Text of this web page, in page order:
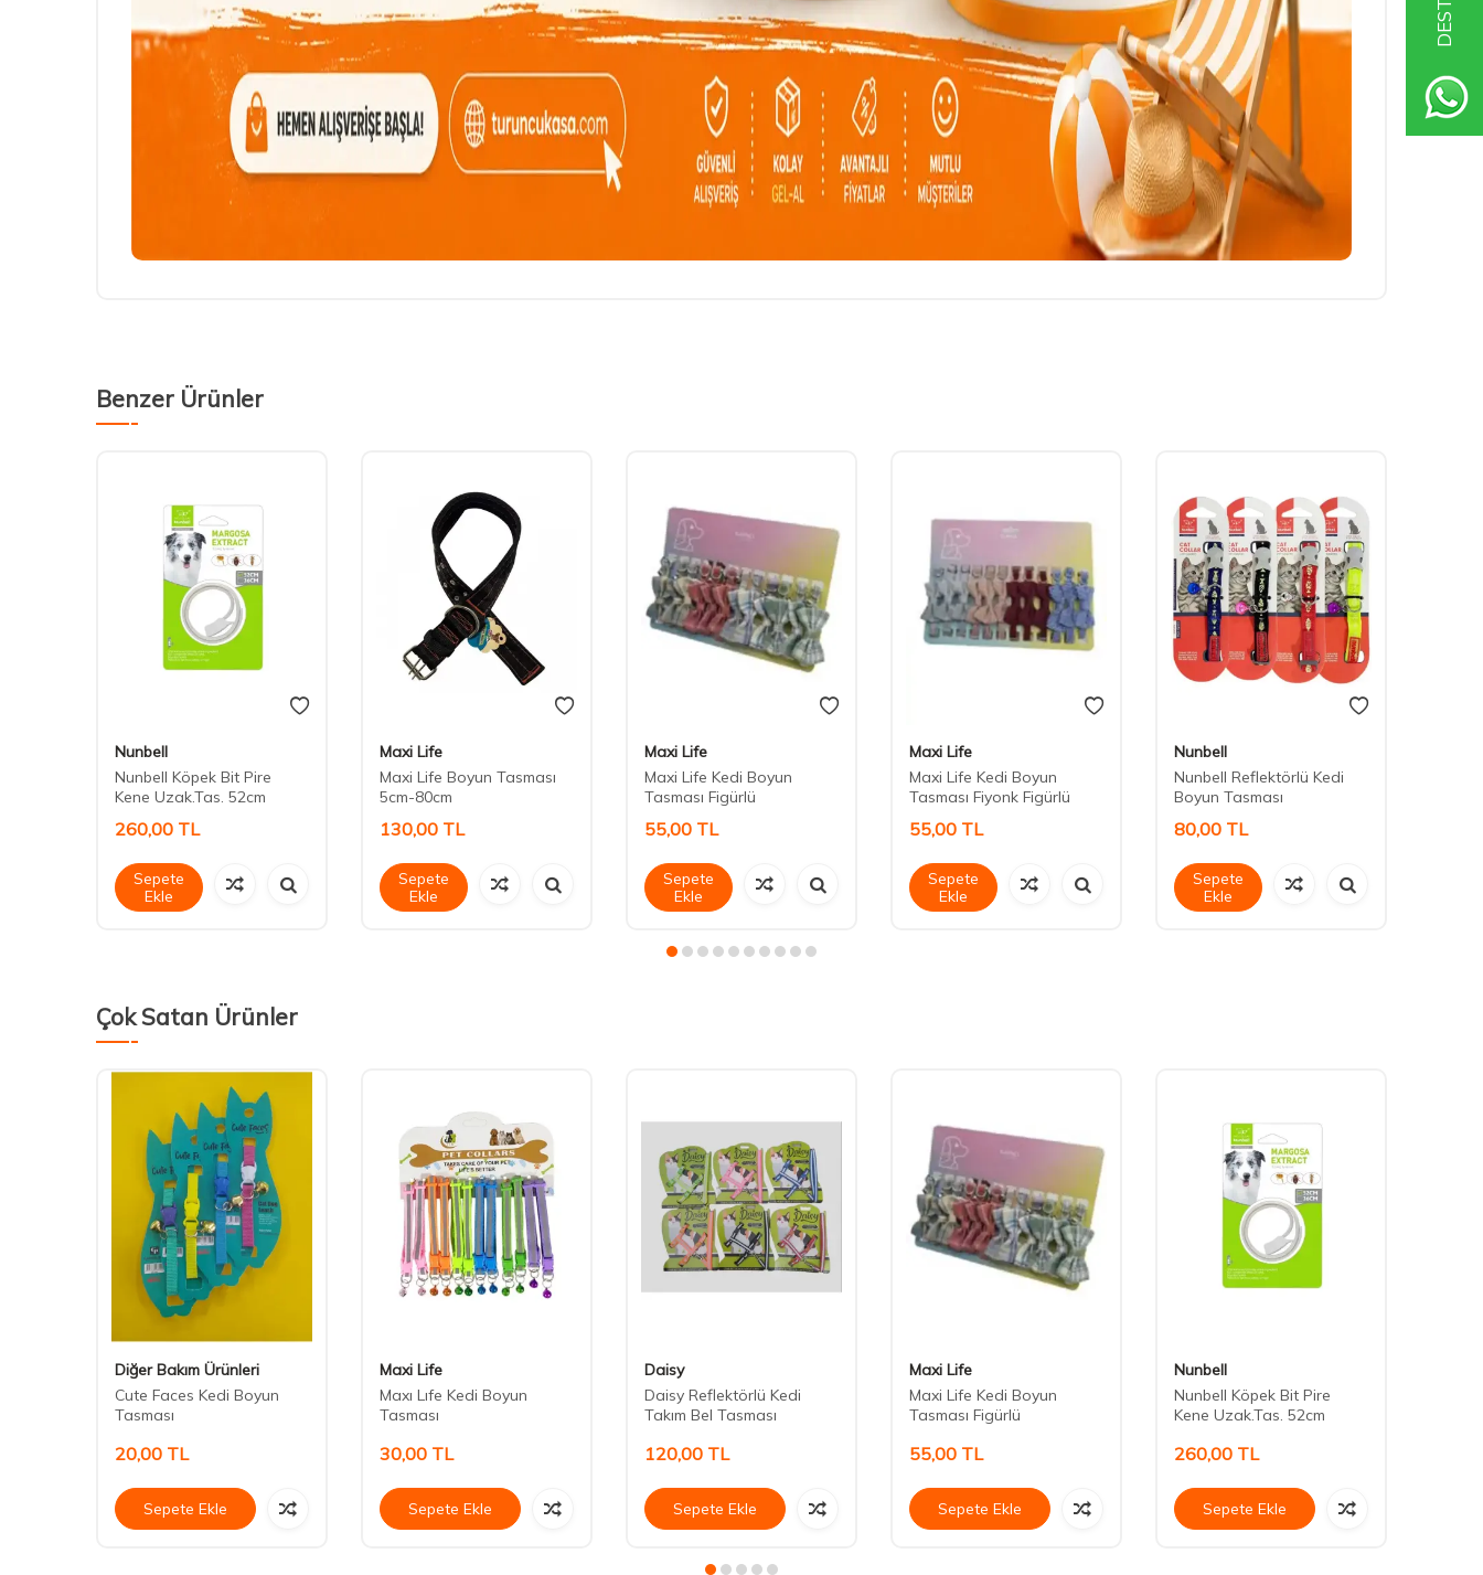
Benzer Ürünler
Nunbell
Nunbell Köpek Bit Pire
Kene Uzak.Tas. 52cm
260,00 TL
Sepete
Ekle
Maxi Life
Maxi Life Boyun Tasması
5cm-80cm
130,00 TL
Sepete
Ekle
Maxi Life
Maxi Life Kedi Boyun
Tasması Figürlü
55,00 TL
Sepete
Ekle
Maxi Life
Maxi Life Kedi Boyun
Tasması Fiyonk Figürlü
55,00 TL
Sepete
Ekle
Nunbell
Nunbell Reflektörlü Kedi
Boyun Tasması
80,00 TL
Sepete
Ekle
Çok Satan Ürünler
Diğer Bakım Ürünleri
Cute Faces Kedi Boyun
Tasması
20,00 TL
Sepete Ekle
Maxi Life
Maxı Lıfe Kedi Boyun
Tasması
30,00 TL
Sepete Ekle
Daisy
Daisy Reflektörlü Kedi
Takım Bel Tasması
120,00 TL
Sepete Ekle
Maxi Life
Maxi Life Kedi Boyun
Tasması Figürlü
55,00 TL
Sepete Ekle
Nunbell
Nunbell Köpek Bit Pire
Kene Uzak.Tas. 52cm
260,00 TL
Sepete Ekle